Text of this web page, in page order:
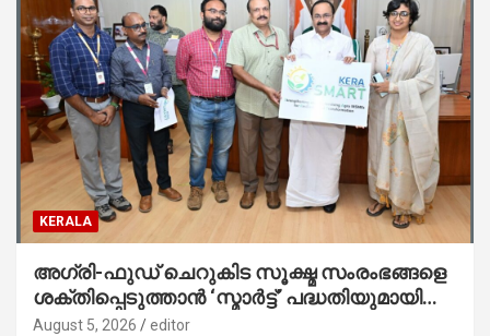
KERALA
അഗ്രി-ഫുഡ് ചെറുകിട സൂക്ഷ്മ സംരംഭങ്ങളെ
ശക്തിപ്പെടുത്താന്‍ ‘സ്മാര്‍ട്ട്’ പദ്ധതിയുമായി
കേര; ലോഗോ മുഖ്യമന്ത്രി പ്രകാശനം
August 5, 2026 editor